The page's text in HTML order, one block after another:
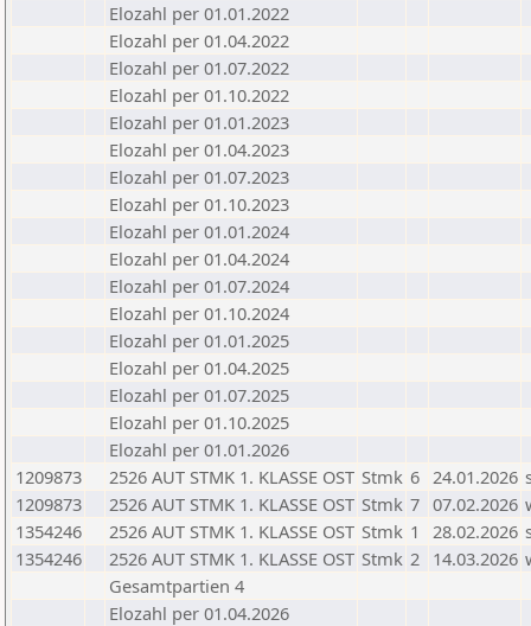
Elozahl per 01.01.2022
Elozahl per 01.04.2022
Elozahl per 01.07.2022
Elozahl per 01.10.2022
Elozahl per 01.01.2023
Elozahl per 01.04.2023
Elozahl per 01.07.2023
Elozahl per 01.10.2023
Elozahl per 01.01.2024
Elozahl per 01.04.2024
Elozahl per 01.07.2024
Elozahl per 01.10.2024
Elozahl per 01.01.2025
Elozahl per 01.04.2025
Elozahl per 01.07.2025
Elozahl per 01.10.2025
Elozahl per 01.01.2026
1209873
2526 AUT STMK 1. KLASSE OST Stmk 6 24.01.2026
1209873
2526 AUT STMK 1. KLASSE OST Stmk 7 07.02.2026
1354246
2526 AUT STMK 1. KLASSE OST Stmk 1 28.02.2026
1354246
2526 AUT STMK 1. KLASSE OST Stmk 2 14.03.2026
Gesamtpartien 4
Elozahl per 01.04.2026